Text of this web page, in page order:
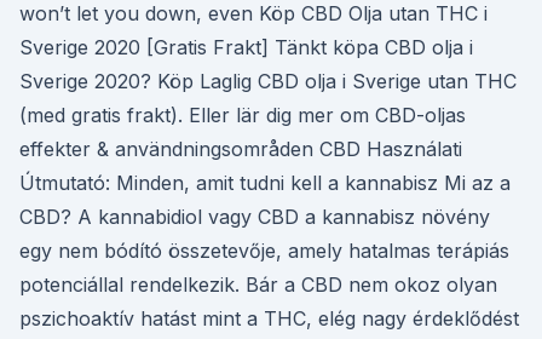
won’t let you down, even Köp CBD Olja utan THC i
Sverige 2020 [Gratis Frakt] Tänkt köpa CBD olja i
Sverige 2020? Köp Laglig CBD olja i Sverige utan THC
(med gratis frakt). Eller lär dig mer om CBD-oljas
effekter & användningsområden CBD Használati
Útmutató: Minden, amit tudni kell a kannabisz Mi az a
CBD? A kannabidiol vagy CBD a kannabisz növény
egy nem bódító összetevője, amely hatalmas terápiás
potenciállal rendelkezik. Bár a CBD nem okoz olyan
pszichoaktív hatást mint a THC, elég nagy érdeklődést